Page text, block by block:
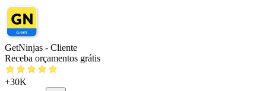
GetNinjas - Cliente
Receba orçamentos grátis
+30K